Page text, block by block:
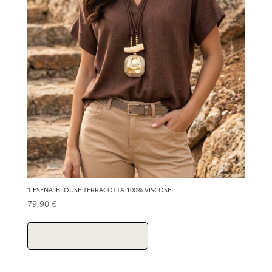
‘CESENA’ BLOUSE TERRACOTTA 100% VISCOSE
79,90 €
a